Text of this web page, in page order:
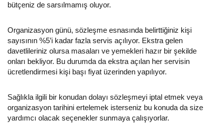
bütçeniz de sarsılmamış oluyor.
Organizasyon günü, sözleşme esnasında belirttiğiniz kişi
sayısının %5’i kadar fazla servis açılıyor. Ekstra gelen
davetlileriniz olursa masaları ve yemekleri hazır bir şekilde
onları bekliyor. Bu durumda da ekstra açılan her servisin
ücretlendirmesi kişi başı fiyat üzerinden yapılıyor.
Sağlıkla ilgili bir konudan dolayı sözleşmeyi iptal etmek veya
organizasyon tarihini ertelemek isterseniz bu konuda da size
yardımcı olacak seçenekler sunmaya çalışıyorlar.